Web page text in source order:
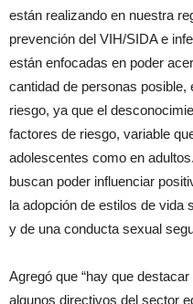
están realizando en nuestra
prevención del VIH/SIDA e
están enfocadas en poder
cantidad de personas
riesgo, ya que el
factores de riesgo, variable
adolescentes como en
buscan poder influenciar
la adopción de estilos de vida
y de una conducta sexual
Agregó que “hay que
algunos directivos del sector